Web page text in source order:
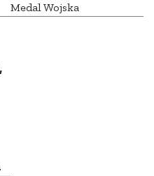
Medal Wojska